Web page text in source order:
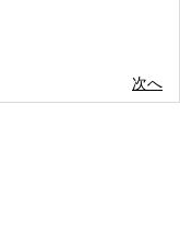
次へ